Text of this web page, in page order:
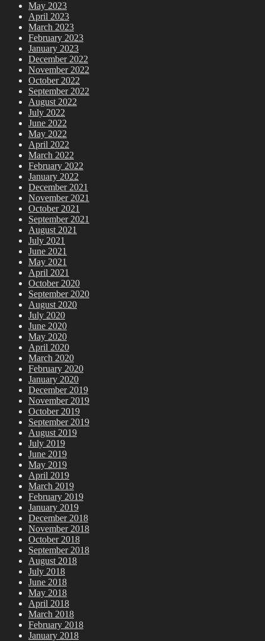
May 2023
April 2023
March 2023
February 2023
January 2023
December 2022
November 2022
October 2022
September 2022
August 2022
July 2022
June 2022
May 2022
April 2022
March 2022
February 2022
January 2022
December 2021
November 2021
October 2021
September 2021
August 2021
July 2021
June 2021
May 2021
April 2021
October 2020
September 2020
August 2020
July 2020
June 2020
May 2020
April 2020
March 2020
February 2020
January 2020
December 2019
November 2019
October 2019
September 2019
August 2019
July 2019
June 2019
May 2019
April 2019
March 2019
February 2019
January 2019
December 2018
November 2018
October 2018
September 2018
August 2018
July 2018
June 2018
May 2018
April 2018
March 2018
February 2018
January 2018